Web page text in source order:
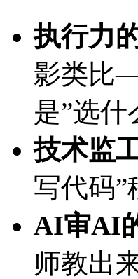
执行力
影类比
是”选什
技术监
写代码”
AI审AI
师教出